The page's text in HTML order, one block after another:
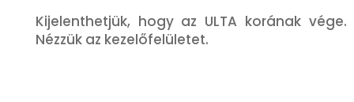
Kijelenthetjük, hogy az ULTA korának vége.
Nézzük az kezelőfelületet.